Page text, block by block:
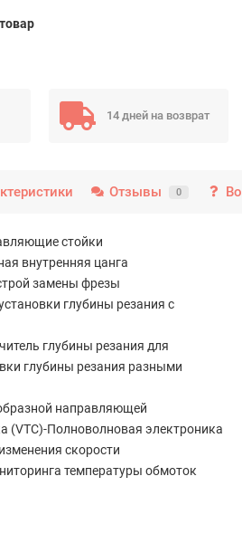
14 дней на возврат
Отзывы 0
стойки
внутренняя цанга
замены фрезы
глубины резания с
глубины резания для
глубины резания разными
направляющей
(VTC)-Полноволновая электроника
скорости
температуры обмоток